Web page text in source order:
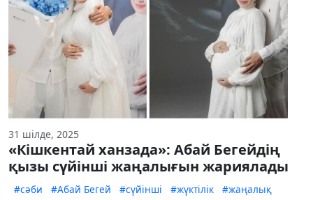
31 шілде, 2025
«Кішкентай ханзада»: Абай Бегейдің
қызы сүйінші жаңалығын жариялады
#сәби #Абай Бегей #сүйінші #жүктілік
#жаңалық